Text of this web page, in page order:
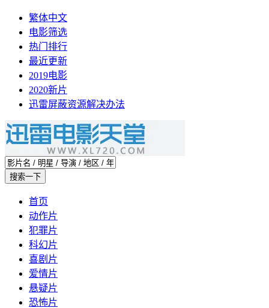
繁体中文
电影筛选
热门排行
最近更新
2019电影
2020新片
迅雷屏蔽资源解决办法
首页
动作片
犯罪片
科幻片
喜剧片
爱情片
悬疑片
恐怖片